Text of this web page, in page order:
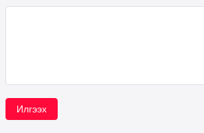
Илгээх